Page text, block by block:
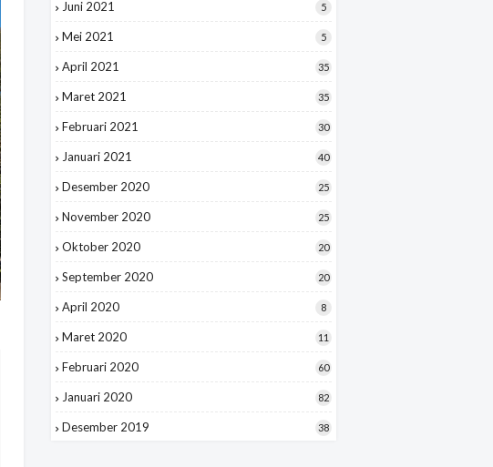
Juni 2021 5
Mei 2021 5
April 2021 35
Maret 2021 35
Februari 2021 30
Januari 2021 40
Desember 2020 25
November 2020 25
Oktober 2020 20
September 2020 20
April 2020 8
Maret 2020 11
Februari 2020 60
Januari 2020 82
Desember 2019 38